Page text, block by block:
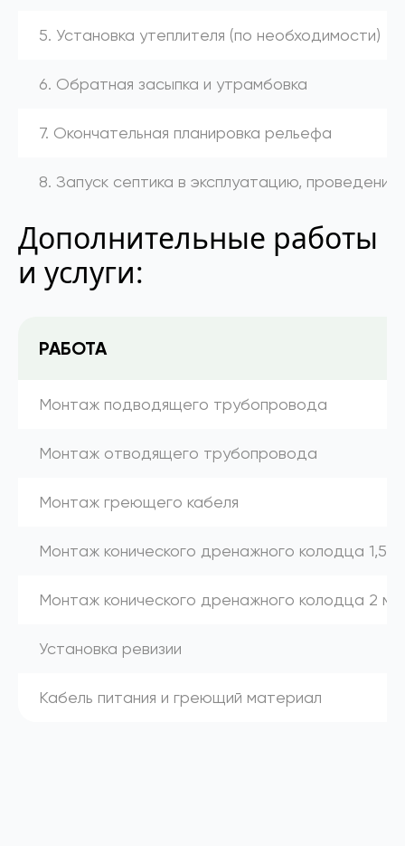
5. Установка утеплителя (по необходимости)
6. Обратная засыпка и утрамбовка
7. Окончательная планировка рельефа
8. Запуск септика в эксплуатацию,
Дополнительные работы
и услуги:
РАБОТА
Монтаж подводящего трубопровода
Монтаж отводящего трубопровода
Монтаж греющего кабеля
Монтаж конического дренажного колодца 1,5 м
Монтаж конического дренажного колодца 2 м
Установка ревизии
Кабель питания и греющий материал